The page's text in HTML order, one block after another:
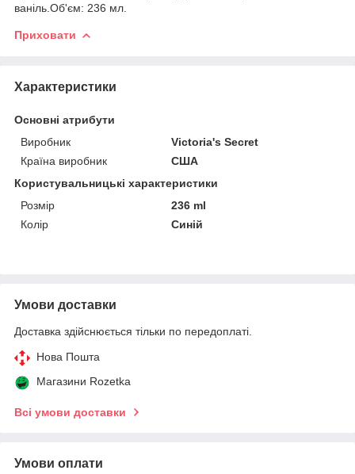
ваніль.Об'єм: 236 мл.
Приховати
Характеристики
Основні атрибути
Виробник
Victoria's Secret
Країна виробник
США
Користувальницькі характеристики
Розмір
236 ml
Колір
Синій
Умови доставки
Доставка здійснюється тільки по передоплаті.
Нова Пошта
Магазини Rozetka
Всі умови доставки
Умови оплати